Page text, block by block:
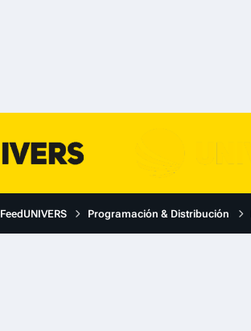
FeedUNIVERS Programación & Distribución